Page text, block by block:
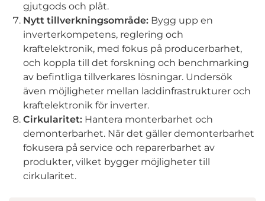
gjutgods och plåt.
Nytt tillverkningsområde: Bygg upp en
inverterkompetens, reglering och
kraftelektronik, med fokus på producerbarhet,
och koppla till det forskning och benchmarking
av befintliga tillverkares lösningar. Undersök
även möjligheter mellan laddinfrastrukturer och
kraftelektronik för inverter.
Cirkularitet: Hantera monterbarhet och
demonterbarhet. När det gäller demonterbarhet
fokusera på service och reparerbarhet av
produkter, vilket bygger möjligheter till
cirkularitet.